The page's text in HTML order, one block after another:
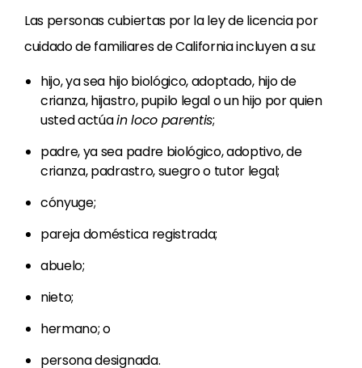
Las personas cubiertas por la ley de licencia por
cuidado de familiares de California incluyen a su:
hijo, ya sea hijo biológico, adoptado, hijo de
crianza, hijastro, pupilo legal o un hijo por quien
usted actúain loco parentis;
padre, ya sea padre biológico, adoptivo, de
crianza, padrastro, suegro o tutor legal;
cónyuge;
pareja doméstica registrada;
abuelo;
nieto;
hermano; o
persona designada.